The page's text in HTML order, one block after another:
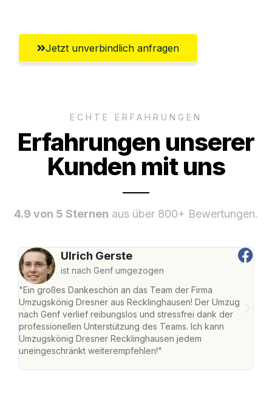
Jetzt unverbindlich anfragen
ECHTE ERFAHRUNGEN
Erfahrungen unserer
Kunden mit uns
4.9 von 5 Sternen aus über 800+ Bewertungen.
Ulrich Gerste
ist nach Genf umgezogen
"Ein großes Dankeschön an das Team der Firma
Umzugskönig Dresner aus Recklinghausen! Der Umzug
nach Genf verlief reibungslos und stressfrei dank der
professionellen Unterstützung des Teams. Ich kann
Umzugskönig Dresner Recklinghausen jedem
uneingeschränkt weiterempfehlen!"